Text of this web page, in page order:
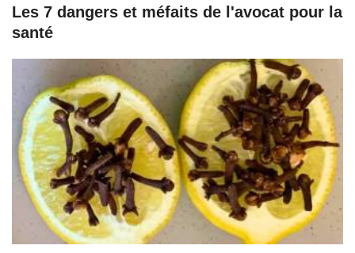
Les 7 dangers et méfaits de l'avocat pour la
santé